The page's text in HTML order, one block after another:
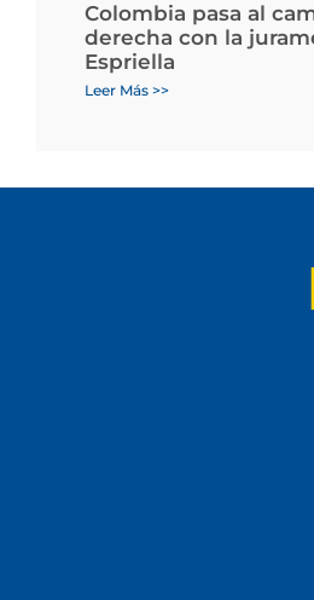
Colombia pasa al
derecha con la
Espriella
Leer Más >>